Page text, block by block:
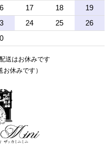
17 18
19
24 25
26
送はお休みです
お休みです）